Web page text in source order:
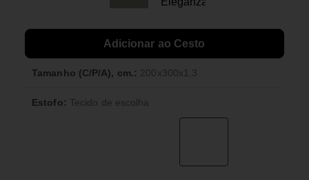
Tamanho (C/P/A), cm.: 200x300x1,3
Estofo: Tecido de escolha
Adicionar ao Cesto